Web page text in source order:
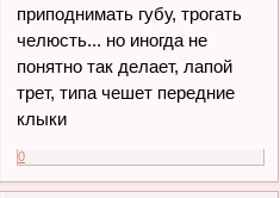
приподнимать губу, трогать
челюсть... но иногда не
понятно так делает, лапой
трет, типа чешет передние
клыки
0